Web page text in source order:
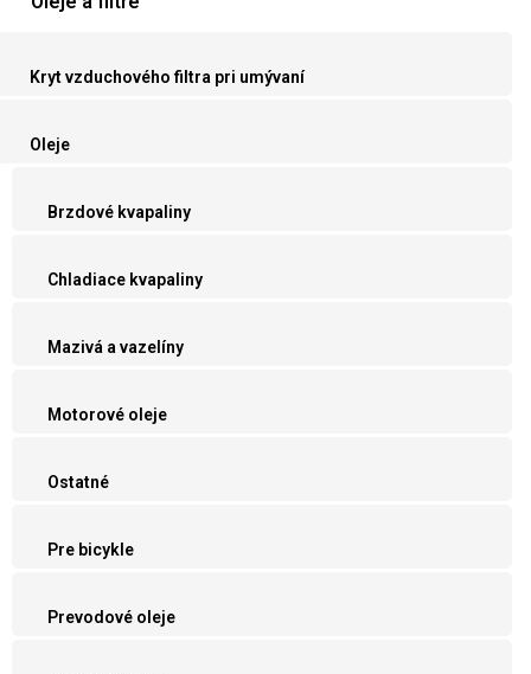
Kryt vzduchového filtra pri umývaní
Oleje
Brzdové kvapaliny
Chladiace kvapaliny
Mazivá a vazelíny
Motorové oleje
Ostatné
Pre bicykle
Prevodové oleje